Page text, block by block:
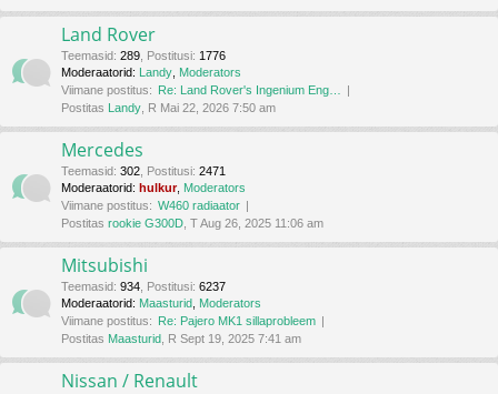
Land Rover
Teemasid: 289 Postitusi: 1776
Moderaatorid: Landy Moderators
Viimane postitus: Re: Land Rover's Ingenium Eng…
Postitas Landy , R Mai 22, 2026 7:50 am
Mercedes
Teemasid: 302 Postitusi: 2471
Moderaatorid: hulkur, Moderators
Viimane postitus: W460 radiaator
Postitas rookie G300D , T Aug 26, 2025 11:06 am
Mitsubishi
Teemasid: 934 Postitusi: 6237
Moderaatorid: Maasturid Moderators
Viimane postitus: Re: Pajero MK1 sillaprobleem
Postitas Maasturid , R Sept 19, 2025 7:41 am
Nissan / Renault